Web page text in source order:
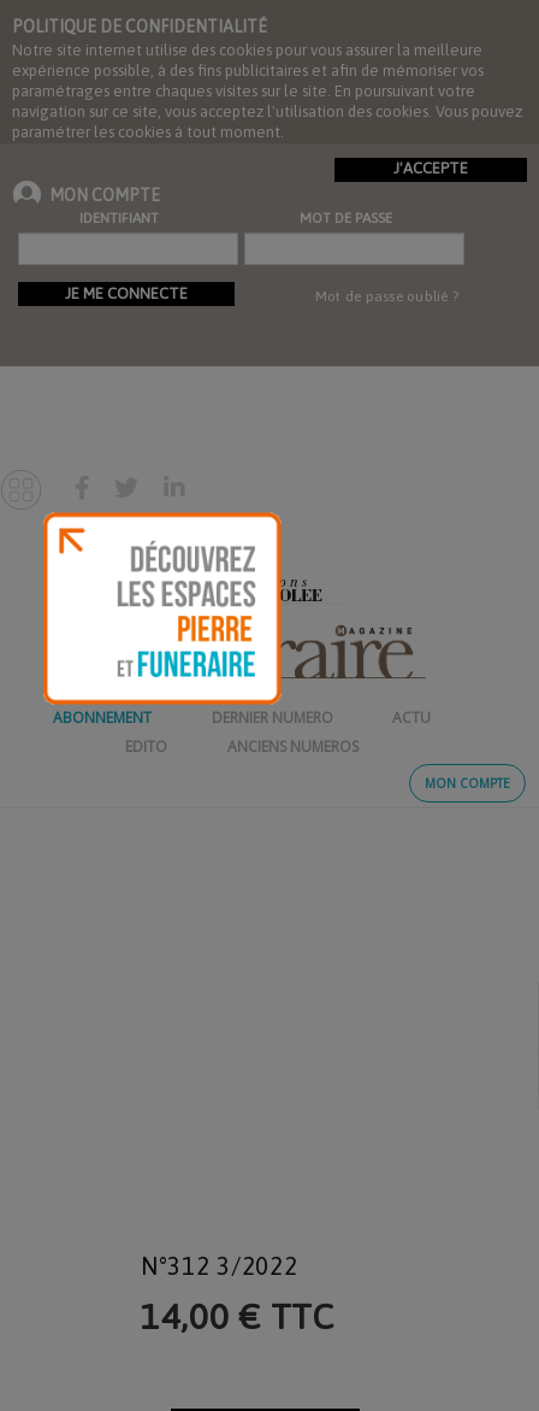
POLITIQUE DE CONFIDENTIALITÉ
Notre site internet utilise des cookies pour vous assurer la meilleure
expérience possible, à des fins publicitaires et afin de mémoriser vos
paramétrages entre chaques visites sur le site. En poursuivant votre
navigation sur ce site, vous acceptez l'utilisation des cookies. Vous pouvez
paramétrer les cookies à tout moment.
J'ACCEPTE
MON COMPTE
IDENTIFIANT MOT DE PASSE
JE ME CONNECTE Mot de passe oublié ?
MON COMPTE
ABONNEMENT DERNIER NUMERO
ACTU
EDITO
ANCIENS NUMEROS
N°312 3/2022
14,00 € TTC